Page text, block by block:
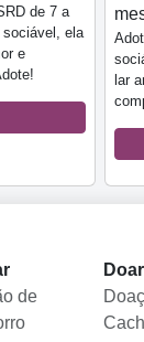
de 7 a
sociável, ela
e
lar
de
Doar